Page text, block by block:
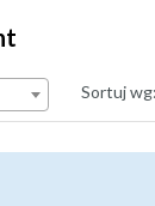
Sortuj wg: